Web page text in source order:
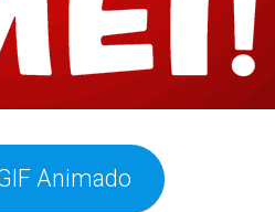
Animado